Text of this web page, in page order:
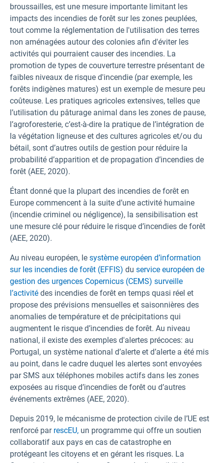
broussailles, est une mesure importante limitant les
impacts des incendies de forêt sur les zones peuplées,
tout comme la réglementation de l'utilisation des terres
non aménagées autour des colonies afin d'éviter les
activités qui pourraient causer des incendies. La
promotion de types de couverture terrestre présentant de
faibles niveaux de risque d'incendie (par exemple, les
forêts indigènes matures) est un exemple de mesure peu
coûteuse. Les pratiques agricoles extensives, telles que
l’utilisation du pâturage animal dans les zones de pause,
l’agroforesterie, c’est-à-dire la pratique de l’intégration de
la végétation ligneuse et des cultures agricoles et/ou du
bétail, sont d’autres outils de gestion pour réduire la
probabilité d’apparition et de propagation d’incendies de
forêt (AEE, 2020).
Étant donné que la plupart des incendies de forêt en
Europe commencent à la suite d’une activité humaine
(incendie criminel ou négligence), la sensibilisation est
une mesure clé pour réduire le risque d’incendies de forêt
(AEE, 2020).
Au niveau européen, le système européen d’information
sur les incendies de forêt (EFFIS) du service européen de
gestion des urgences Copernicus (CEMS) surveille
l’activité des incendies de forêt en temps quasi réel et
propose des prévisions mensuelles et saisonnières des
anomalies de température et de précipitations qui
augmentent le risque d’incendies de forêt. Au niveau
national, il existe des exemples d'alertes précoces: au
Portugal, un système national d’alerte et d’alerte a été mis
au point, dans le cadre duquel les alertes sont envoyées
par SMS aux téléphones mobiles actifs dans les zones
exposées au risque d’incendies de forêt ou d’autres
événements extrêmes (AEE, 2020).
Depuis 2019, le mécanisme de protection civile de l’UE est
renforcé par rescEU, un programme qui offre un soutien
collaboratif aux pays en cas de catastrophe en
protégeant les citoyens et en gérant les risques. La